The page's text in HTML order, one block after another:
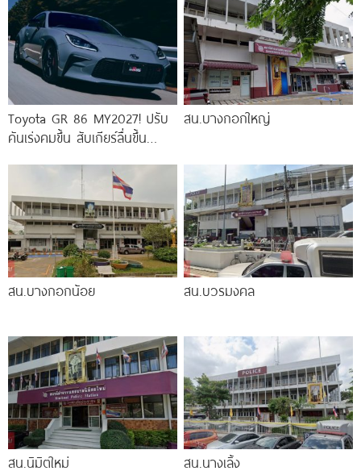
Toyota GR 86 MY2027! ปรับ
คันเร่งคมขึ้น สับเกียร์ลื่นขึ้น
สน.บางกอกใหญ่
สน.บางกอกน้อย สน.บวรมงคล
สน.นิมิตใหม่ สน.นางเลิ้ง